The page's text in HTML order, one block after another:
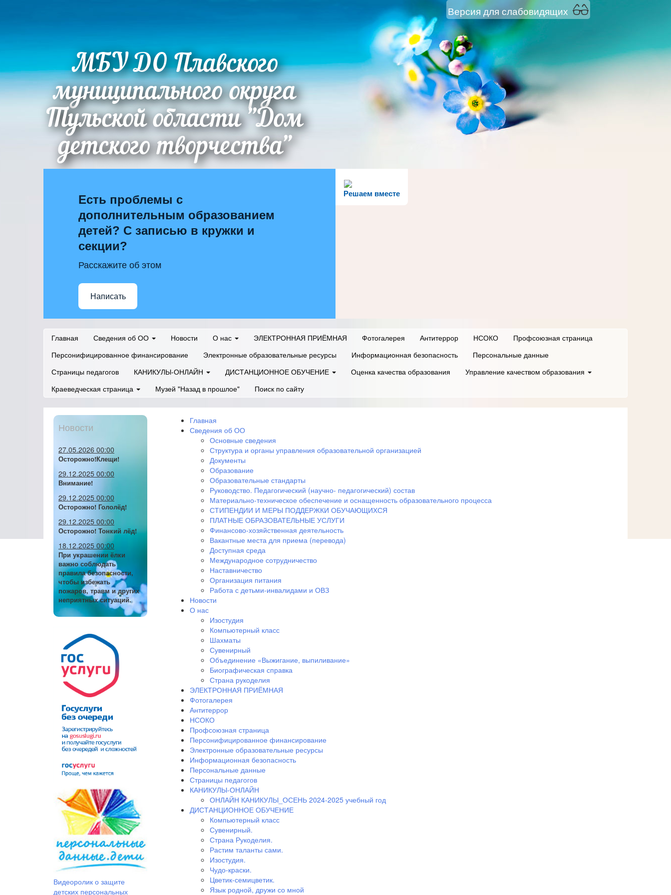
Версия для слабовидящих
МБУ ДО Плавского
муниципального округа
Тульской области "Дом
детского творчества"
Решаем вместе
Есть проблемы с
дополнительным образованием
детей? С записью в кружки и
секции?
Расскажите об этом
Написать
Главная Сведения об ОО Новости О нас ЭЛЕКТРОННАЯ ПРИЁМНАЯ Фотогалерея Антитеррор НСОКО
Профсоюзная страница
Персонифицированное финансирование
Электронные образовательные ресурсы Информационная безопасность
Персональные данные
Страницы педагогов
КАНИКУЛЫ-ОНЛАЙН ДИСТАНЦИОННОЕ ОБУЧЕНИЕ Оценка качества образования
Управление качеством образования
Краеведческая страница
Музей "Назад в прошлое" Поиск по сайту
Новости
27.05.2026 00:00
Осторожно!Клещи!
29.12.2025 00:00
Внимание!
29.12.2025 00:00
Осторожно! Гололёд!
29.12.2025 00:00
Осторожно! Тонкий лёд!
18.12.2025 00:00
При украшении ёлки
важно соблюдать
правила безопасности,
чтобы избежать
пожаров, травм и других
неприятных ситуаций.
Видеоролик о защите
детских персональных
Главная
Сведения об ОО
Основные сведения
Структура и органы управления образовательной организацией
Документы
Образование
Образовательные стандарты
Руководство. Педагогический (научно- педагогический) состав
Материально-техническое обеспечение и оснащенность образовательного процесса
СТИПЕНДИИ И МЕРЫ ПОДДЕРЖКИ ОБУЧАЮЩИХСЯ
ПЛАТНЫЕ ОБРАЗОВАТЕЛЬНЫЕ УСЛУГИ
Финансово-хозяйственная деятельность
Вакантные места для приема (перевода)
Доступная среда
Международное сотрудничество
Наставничество
Организация питания
Работа с детьми-инвалидами и ОВЗ
Новости
О нас
Изостудия
Компьютерный класс
Шахматы
Сувенирный
Объединение «Выжигание, выпиливание»
Биографическая справка
Страна рукоделия
ЭЛЕКТРОННАЯ ПРИЁМНАЯ
Фотогалерея
Антитеррор
НСОКО
Профсоюзная страница
Персонифицированное финансирование
Электронные образовательные ресурсы
Информационная безопасность
Персональные данные
Страницы педагогов
КАНИКУЛЫ-ОНЛАЙН
ОНЛАЙН КАНИКУЛЫ_ОСЕНЬ 2024-2025 учебный год
ДИСТАНЦИОННОЕ ОБУЧЕНИЕ
Компьютерный класс
Сувенирный.
Страна Рукоделия.
Растим таланты сами.
Изостудия.
Чудо-краски.
Цветик-семицветик.
Язык родной, дружи со мной